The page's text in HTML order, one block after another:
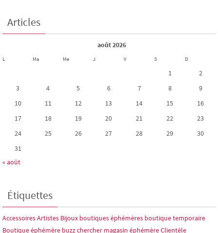
Articles
août 2026
L Ma Me J V S D
« août
1
2
3
4 5 6 7 8
9
10
11 12 13 14 15
16
17
18 19 20 21 22
23
24
25 26 27 28 29
30
31
Étiquettes
AccessoiresArtistes Bijoux boutiques éphémères boutique temporaire
Boutique éphémère buzzchercher magasin éphémèreClientèle